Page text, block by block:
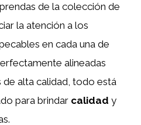
de la colección de
la atención a los
en cada una de
alineadas
alta calidad, todo está
para brindar calidad y